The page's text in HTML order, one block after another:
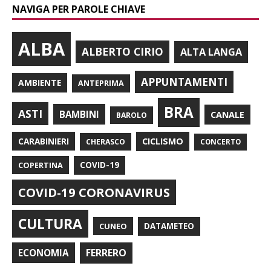
NAVIGA PER PAROLE CHIAVE
ALBA ALBERTO CIRIO ALTA LANGA
AMBIENTE ANTEPRIMA APPUNTAMENTI
ASTI BAMBINI BAROLO BRA CANALE
CARABINIERI CHERASCO CICLISMO CONCERTO
COPERTINA COVID-19
COVID-19 CORONAVIRUS
CULTURA CUNEO DATAMETEO
ECONOMIA FERRERO